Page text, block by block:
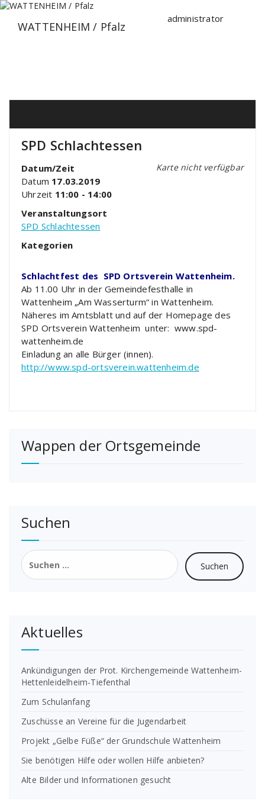
Zum
springenWATTENHEIM / Pfalz
administrator
SPD Schlachtessen
Karte nicht verfügbar
Datum/Zeit
Datum 17.03.2019
Uhrzeit 11:00 - 14:00
Veranstaltungsort
SPD Schlachtessen
Kategorien
Schlachtfest des SPD Ortsverein Wattenheim.
Ab 11.00 Uhr in der Gemeindefesthalle in
Wattenheim „Am Wasserturm“ in Wattenheim.
Näheres im Amtsblatt und auf der Homepage des
SPD Ortsverein Wattenheim unter: www.spd-
wattenheim.de
Einladung an alle Bürger (innen).
http://www.spd-ortsverein.wattenheim.de
Wappen der Ortsgemeinde
Suchen
Suchen
nach:
Aktuelles
Ankündigungen der Prot. Kirchengemeinde Wattenheim-
Hettenleidelheim-Tiefenthal
Zum Schulanfang
Zuschüsse an Vereine für die Jugendarbeit
Projekt „Gelbe Füße“ der Grundschule Wattenheim
Sie benötigen Hilfe oder wollen Hilfe anbieten?
Alte Bilder und Informationen gesucht